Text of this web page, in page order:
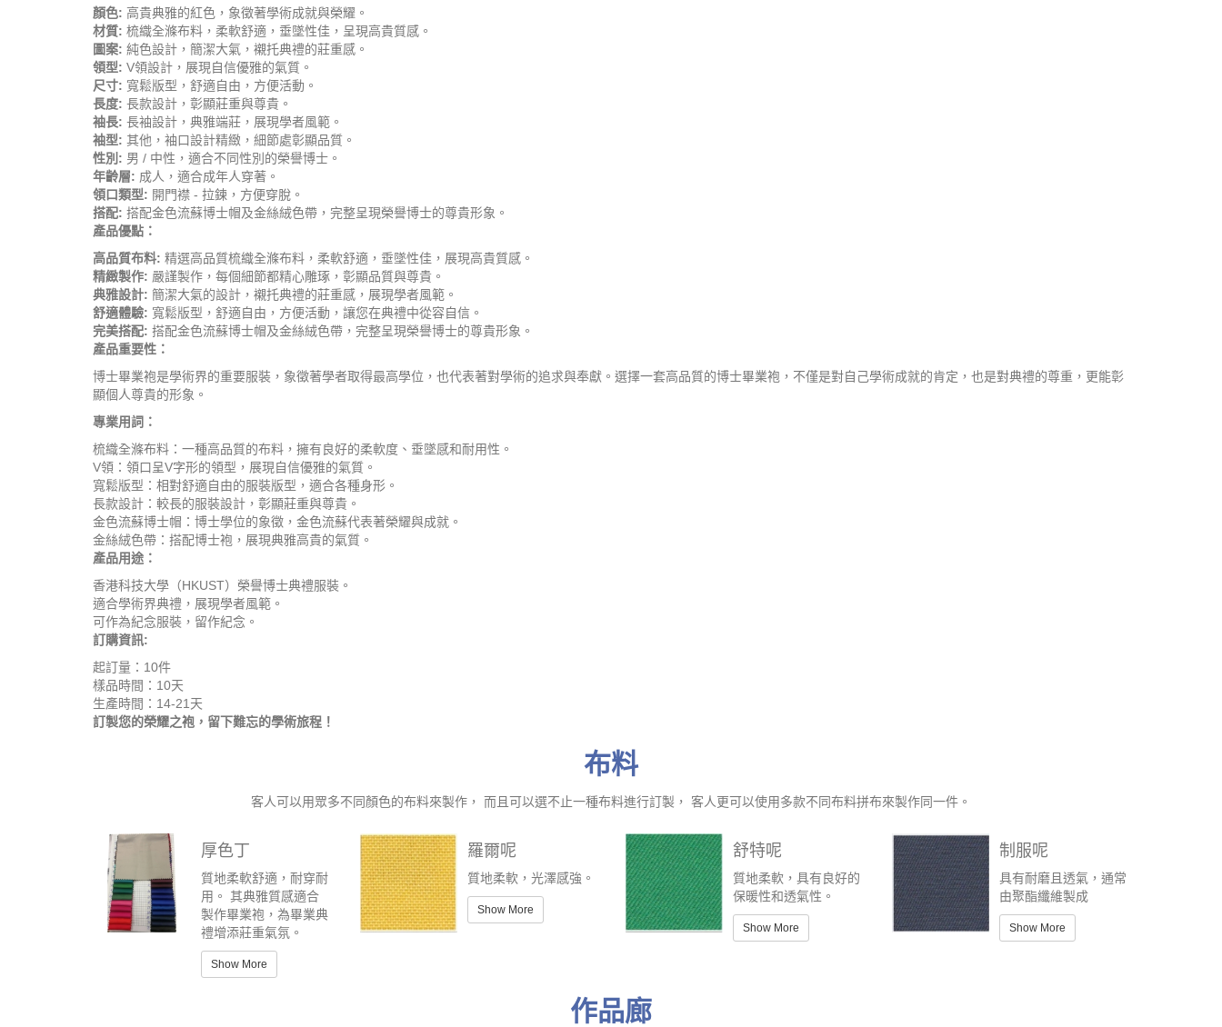
顏色: 高貴典雅的紅色，象徵著學術成就與榮耀。
材質: 梳織全滌布料，柔軟舒適，垂墜性佳，呈現高貴質感。
圖案: 純色設計，簡潔大氣，襯托典禮的莊重感。
領型: V領設計，展現自信優雅的氣質。
尺寸: 寬鬆版型，舒適自由，方便活動。
長度: 長款設計，彰顯莊重與尊貴。
袖長: 長袖設計，典雅端莊，展現學者風範。
袖型: 其他，袖口設計精緻，細節處彰顯品質。
性別: 男 / 中性，適合不同性別的榮譽博士。
年齡層: 成人，適合成年人穿著。
領口類型: 開門襟 - 拉鍊，方便穿脫。
搭配: 搭配金色流蘇博士帽及金絲絨色帶，完整呈現榮譽博士的尊貴形象。
產品優點：
高品質布料: 精選高品質梳織全滌布料，柔軟舒適，垂墜性佳，展現高貴質感。
精緻製作: 嚴謹製作，每個細節都精心雕琢，彰顯品質與尊貴。
典雅設計: 簡潔大氣的設計，襯托典禮的莊重感，展現學者風範。
舒適體驗: 寬鬆版型，舒適自由，方便活動，讓您在典禮中從容自信。
完美搭配: 搭配金色流蘇博士帽及金絲絨色帶，完整呈現榮譽博士的尊貴形象。
產品重要性：
博士畢業袍是學術界的重要服裝，象徵著學者取得最高學位，也代表著對學術的追求與奉獻。選擇一套高品質的博士畢業袍，不僅是對自己學術成就的肯定，也是對典禮的尊重，更能彰
顯個人尊貴的形象。
專業用詞：
梳織全滌布料：一種高品質的布料，擁有良好的柔軟度、垂墜感和耐用性。
V領：領口呈V字形的領型，展現自信優雅的氣質。
寬鬆版型：相對舒適自由的服裝版型，適合各種身形。
長款設計：較長的服裝設計，彰顯莊重與尊貴。
金色流蘇博士帽：博士學位的象徵，金色流蘇代表著榮耀與成就。
金絲絨色帶：搭配博士袍，展現典雅高貴的氣質。
產品用途：
香港科技大學（HKUST）榮譽博士典禮服裝。
適合學術界典禮，展現學者風範。
可作為紀念服裝，留作紀念。
訂購資訊:
起訂量：10件
樣品時間：10天
生產時間：14-21天
訂製您的榮耀之袍，留下難忘的學術旅程！
布料
客人可以用眾多不同顏色的布料來製作， 而且可以選不止一種布料進行訂製， 客人更可以使用多款不同布料拼布來製作同一件。
厚色丁
質地柔軟舒適，耐穿耐
用。 其典雅質感適合
製作畢業袍，為畢業典
禮增添莊重氣氛。
Show More
羅爾呢
質地柔軟，光澤感強。
Show More
舒特呢
質地柔軟，具有良好的
保暖性和透氣性。
Show More
制服呢
具有耐磨且透氣，通常
由聚酯纖維製成
Show More
作品廊